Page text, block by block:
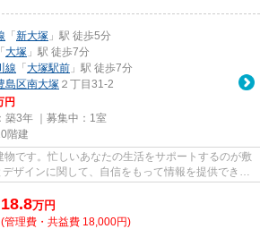
「 新大塚 」駅 徒歩5分
「 大塚 」駅 徒歩7分
線 「 大塚駅前 」駅 徒歩7分
島区南大塚 ２丁目31-2
円
築3年 ｜募集中： 1室
階建
です。忙しいあなたの生活をサポートするのが敷
ザインに関して、自信をもって情報を提供できる
18.8万円
(管理費・共益費 18,000円)